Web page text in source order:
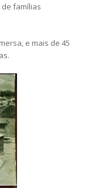
famílias
e mais de 45